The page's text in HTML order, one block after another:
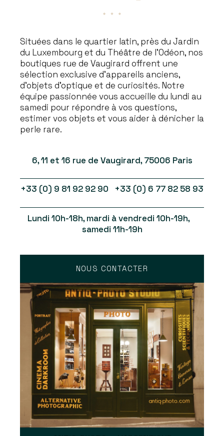
Situées dans le quartier latin, près du Jardin
du Luxembourg et du Théâtre de l’Odéon, nos
boutiques rue de Vaugirard offrent une
sélection exclusive d’appareils anciens,
d’objets d’optique et de curiosités. Notre
équipe passionnée vous accueille du lundi au
samedi pour répondre à vos questions,
estimer vos objets et vous aider à dénicher la
perle rare.
6, 11 et 16 rue de Vaugirard, 75006 Paris
+33 (0) 9 81 92 92 90 +33 (0) 6 77 82 58 93
Lundi 10h-18h, mardi à vendredi 10h-19h,
samedi 11h-19h
NOUS CONTACTER